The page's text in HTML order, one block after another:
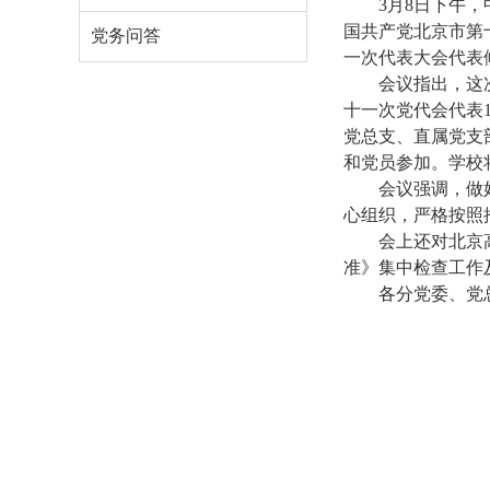
党务问答
3月 8日下午
国共产党北京市
一次代表大会代表
会议指出，这
十一次党代会代表
党总支、直属党支
和党员参加。学校
会议强调，做
心组织，严格按照
会上还对北京
准》集中检查工作
各分党委、党